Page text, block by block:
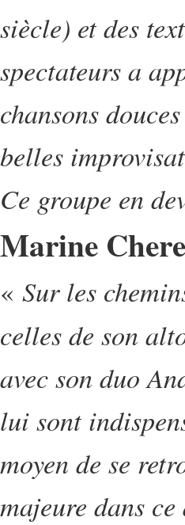
siècle) et des
spectateurs a
chansons
belles
Ce groupe en
Marine
« Sur les
celles de son
avec son duo
lui sont
moyen de se
majeure dans ce